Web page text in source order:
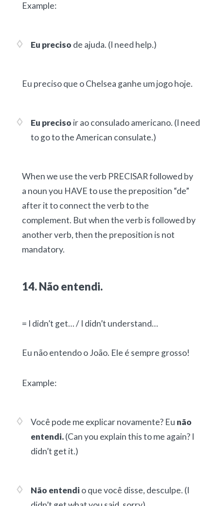
Example:
Eu preciso de ajuda. (I need help.)
Eu preciso que o Chelsea ganhe um jogo hoje.
Eu preciso ir ao consulado americano. (I need
to go to the American consulate.)
When we use the verb PRECISAR followed by
a noun you HAVE to use the preposition “de”
after it to connect the verb to the
complement. But when the verb is followed by
another verb, then the preposition is not
mandatory.
14. Não entendi.
= I didn’t get… / I didn’t understand…
Eu não entendo o João. Ele é sempre grosso!
Example:
Você pode me explicar novamente? Eu não
entendi.(Can you explain this to me again? I
didn’t get it.)
Não entendi o que você disse, desculpe. (I